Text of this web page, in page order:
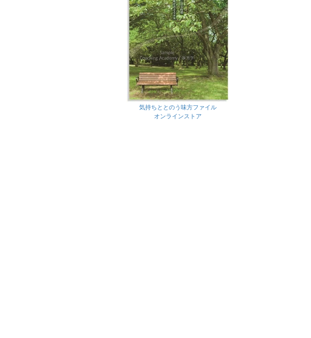
気持ちととのう味方ファイル
オンラインストア